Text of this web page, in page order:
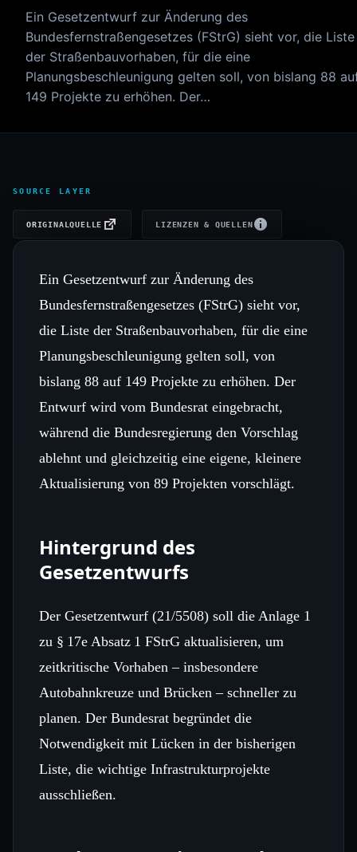
Ein Gesetzentwurf zur Änderung des
Bundesfernstraßengesetzes (FStrG) sieht vor, die Liste
der Straßenbauvorhaben, für die eine
Planungsbeschleunigung gelten soll, von bislang 88
149 Projekte zu erhöhen. Der…
SOURCE LAYER
ORIGINALQUELLE LIZENZEN & QUELLEN
Ein Gesetzentwurf zur Änderung des
Bundesfernstraßengesetzes (FStrG) sieht vor,
die Liste der Straßenbauvorhaben, für die eine
Planungsbeschleunigung gelten soll, von
bislang 88 auf 149 Projekte zu erhöhen. Der
Entwurf wird vom Bundesrat eingebracht,
während die Bundesregierung den Vorschlag
ablehnt und gleichzeitig eine eigene, kleinere
Aktualisierung von 89 Projekten vorschlägt.
Hintergrund des
Gesetzentwurfs
Der Gesetzentwurf (21/5508) soll die Anlage 1
zu § 17e Absatz 1 FStrG aktualisieren, um
zeitkritische Vorhaben – insbesondere
Autobahnkreuze und Brücken – schneller zu
planen. Der Bundesrat begründet die
Notwendigkeit mit Lücken in der bisherigen
Liste, die wichtige Infrastrukturprojekte
ausschließen.